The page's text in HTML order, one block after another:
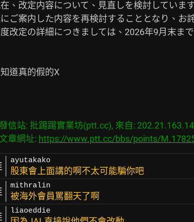
、改定内容について、見直しを検討していま
にご案内した内容を再検討することとなり、お
改定の詳細につきましては、2026年9月末ま
道真的假的X
信站: 批踢踢實業坊(ptt.cc), 來自:
章網址: https://www.ptt.cc/bbs/points/
ayutakako
股東會上面講的啊不太可能騙你吧
mithralin
被海外會員罵翻天了啊
liaoeddie